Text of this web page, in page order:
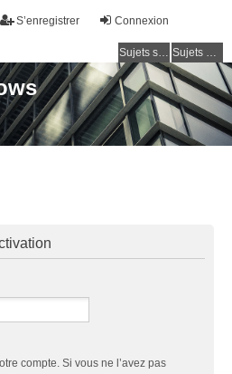
Connexion
S’enregistrer
Sujets sans réponse Sujets actifs
compte. Si vous ne l’avez pas